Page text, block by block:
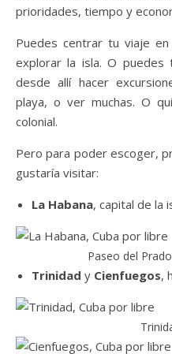
prioridades, tiempo y
Puedes centrar tu viaje
explorar la isla. O
desde allí hacer
playa, o ver muchas. O
colonial.
Pero para poder escoger,
gustaría visitar:
La Habana, capital de la
Paseo del
Trinidad y Cienfuegos,